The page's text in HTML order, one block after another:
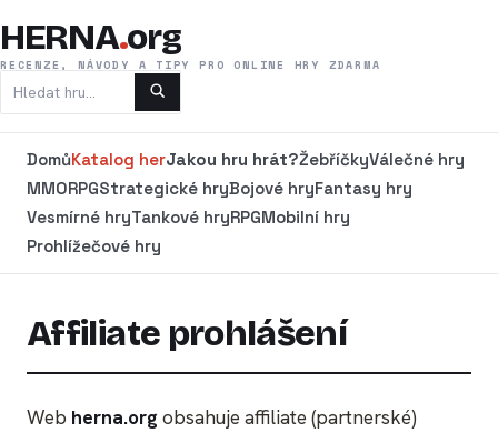
HERNA.org
RECENZE, NÁVODY A TIPY PRO ONLINE HRY ZDARMA
DomůKatalog herJakou hru hrát?ŽebříčkyVálečné hry
MMORPGStrategické hryBojové hryFantasy hry
Vesmírné hryTankové hryRPGMobilní hry
Prohlížečové hry
Affiliate prohlášení
Web herna.org obsahuje affiliate (partnerské)